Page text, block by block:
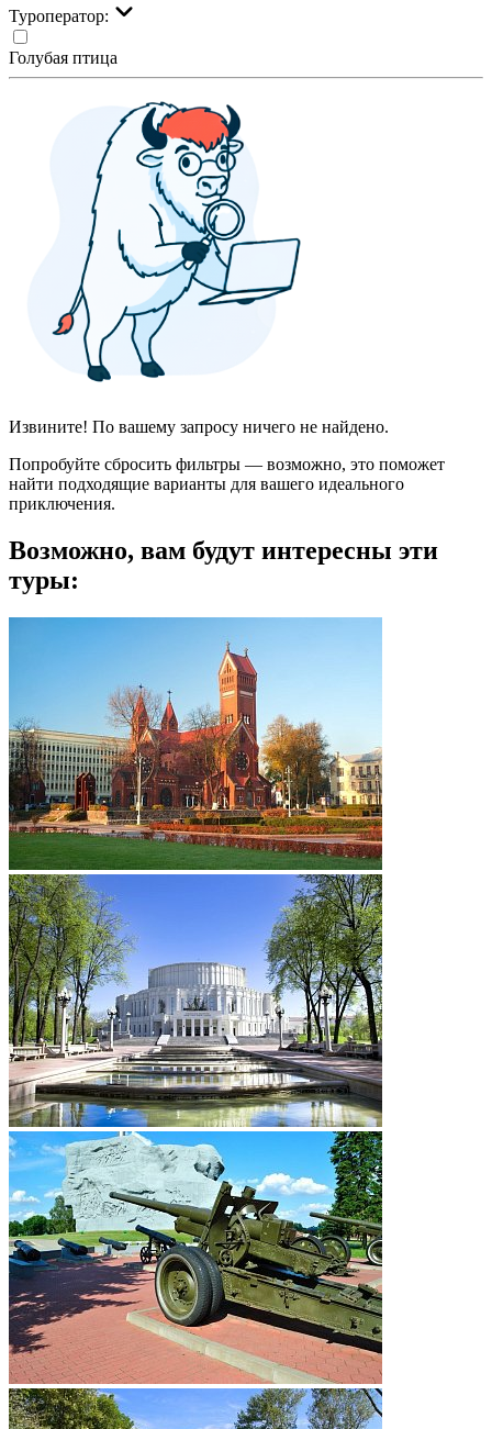
Туроператор:
Голубая птица
Извините! По вашему запросу ничего не найдено.
Попробуйте сбросить фильтры — возможно, это поможет
найти подходящие варианты для вашего идеального
приключения.
Возможно, вам будут интересны эти
туры: